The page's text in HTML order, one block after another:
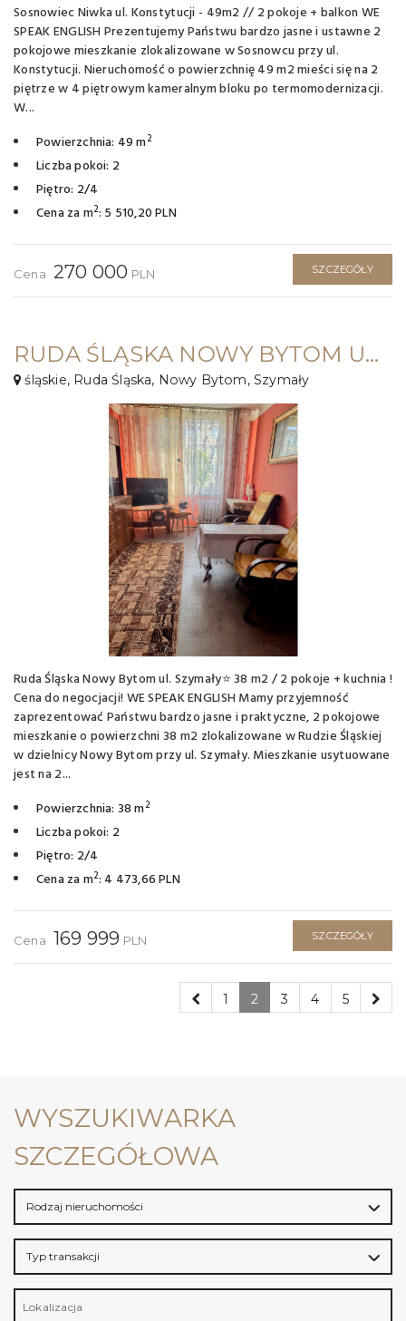
WYSZUKIWARKA
SZCZEGÓŁOWA
Rodzaj nieruchomości
Typ transakcji
Lokalizacja
Sosnowiec Niwka ul. Konstytucji - 49m2 // 2 pokoje + balkon WE
SPEAK ENGLISH Prezentujemy Państwu bardzo jasne i ustawne 2
pokojowe mieszkanie zlokalizowane w Sosnowcu przy ul.
Konstytucji. Nieruchomość o powierzchnię 49 m2 mieści się na 2
piętrze w 4 piętrowym kameralnym bloku po termomodernizacji.
W...
Powierzchnia: 49 m2
Liczba pokoi: 2
Piętro: 2/4
Cena za m2: 5 510,20 PLN
Cena 270 000 PLN SZCZEGÓŁY
RUDA ŚLĄSKA NOWY BYTOM UL. SZYMAŁY⭐ 38 M2 / 2 POKOJE + KUCHNIA !
śląskie, Ruda Śląska, Nowy Bytom, Szymały
Ruda Śląska Nowy Bytom ul. Szymały⭐ 38 m2 / 2 pokoje + kuchnia !
Cena do negocjacji! WE SPEAK ENGLISH Mamy przyjemność
zaprezentować Państwu bardzo jasne i praktyczne, 2 pokojowe
mieszkanie o powierzchni 38 m2 zlokalizowane w Rudzie Śląskiej
w dzielnicy Nowy Bytom przy ul. Szymały. Mieszkanie usytuowane
jest na 2...
Powierzchnia: 38 m2
Liczba pokoi: 2
Piętro: 2/4
Cena za m2: 4 473,66 PLN
Cena 169 999 PLN SZCZEGÓŁY
1 2 3 4 5